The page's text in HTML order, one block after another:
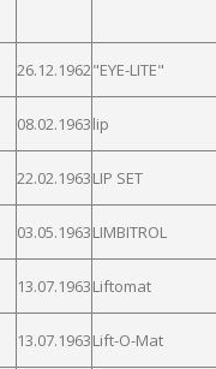
26.12.1962"EYE-LITE"
08.02.1963lip
22.02.1963LIP SET
03.05.1963LIMBITROL
13.07.1963Liftomat
13.07.1963Lift-O-Mat